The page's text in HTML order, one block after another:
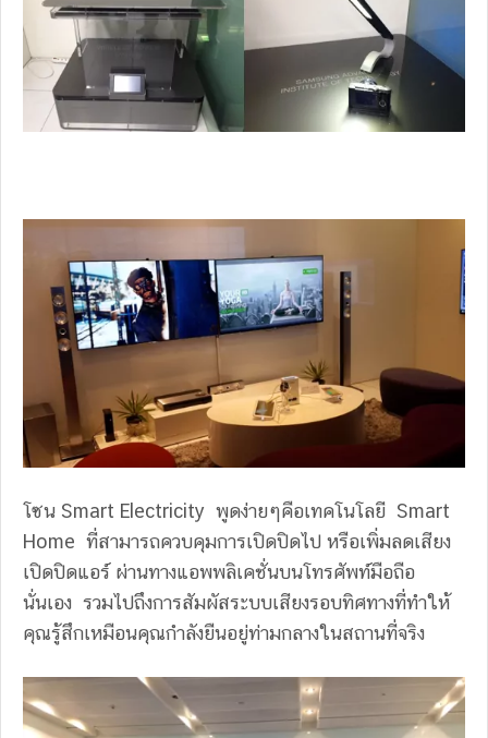
โซน Smart Electricity พูดง่ายๆคือเทคโนโลยี Smart
Home ที่สามารถควบคุมการเปิดปิดไป หรือเพิ่มลดเสียง
เปิดปิดแอร์ ผ่านทางแอพพลิเคชั่นบนโทรศัพท์มือถือ
นั่นเอง รวมไปถึงการสัมผัสระบบเสียงรอบทิศทางที่ทำให้
คุณรู้สึกเหมือนคุณกำลังยืนอยู่ท่ามกลางในสถานที่จริง